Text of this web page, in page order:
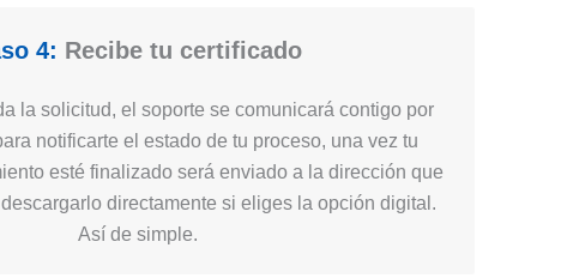
4: Recibe tu certificado
la solicitud, el soporte se comunicará contigo por
notificarte el estado de tu proceso, una vez tu
esté finalizado será enviado a la dirección que
directamente si eliges la opción digital.
Así de simple.